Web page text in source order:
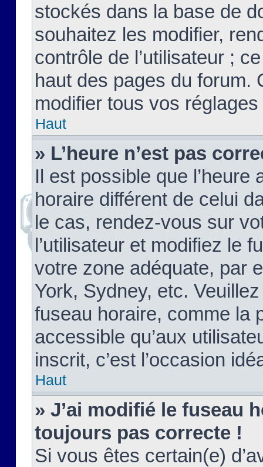
stockés dans la base de
souhaitez les modifier,
contrôle de l’utilisateur ;
haut des pages du forum.
modifier tous vos
Haut
» L’heure n’est pas
Il est possible que
horaire différent de celui
le cas, rendez-vous sur
l’utilisateur et modifiez le
votre zone adéquate, par
York, Sydney, etc.
fuseau horaire, comme la
accessible qu’aux
inscrit, c’est l’occasion
Haut
» J’ai modifié le fuseau
toujours pas correcte !
Si vous êtes certain(e)